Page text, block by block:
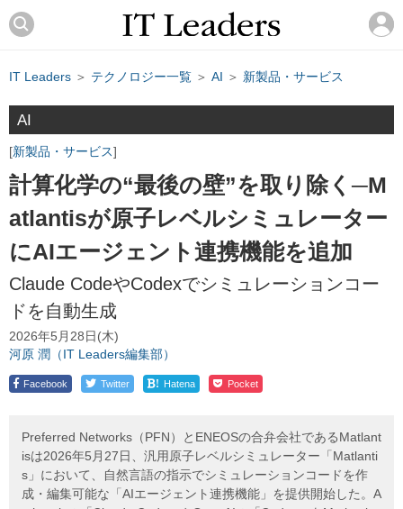
IT Leaders ＞ テクノロジー一覧 ＞ AI ＞ 新製品・サービス
AI
新製品・サービス
計算化学の“最後の壁”を取り除く─M
atlantisが原子レベルシミュレーター
にAIエージェント連携機能を追加
Claude CodeやCodexでシミュレーションコー
ドを自動生成
2026年5月28日(木)
河原 潤（IT Leaders編集部）
Facebook Twitter ! Hatena Pocket
Preferred Networks（PFN）とENEOSの合弁会社であるMatlant
isは2026年5月27日、汎用原子レベルシミュレーター「Matlanti
s」において、自然言語の指示でシミュレーションコードを作
成・編集可能な「AIエージェント連携機能」を提供開始した。A